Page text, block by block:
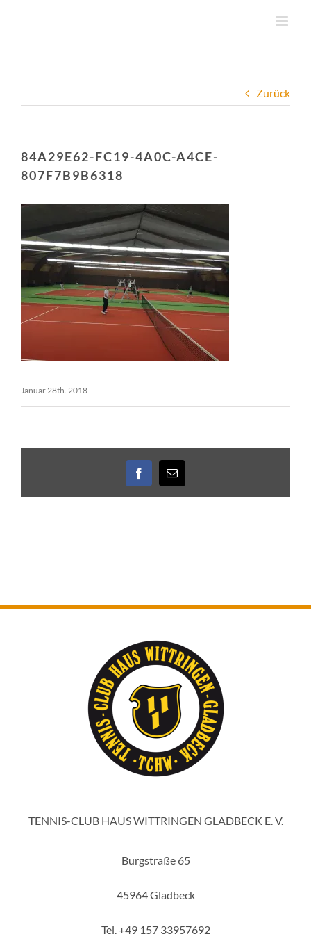
Zurück
84A29E62-FC19-4A0C-A4CE-
807F7B9B6318
Januar 28th. 2018
Facebook
E-
Mail
TENNIS-CLUB HAUS WITTRINGEN GLADBECK E. V.
Burgstraße 65
45964 Gladbeck
Tel. +49 157 33957692